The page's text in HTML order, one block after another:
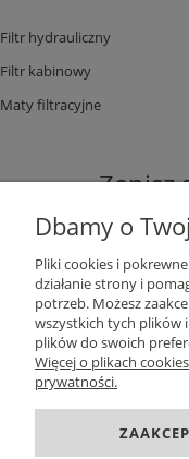
Filtr hydrauliczny
Filtr kabinowy
Maty filtracyjne
Zapisz
Dbamy o
Pliki cookies i
działanie strony i
potrzeb. Możesz
wszystkich tych plików
plików do swoich
Więcej o plikach
prywatności.